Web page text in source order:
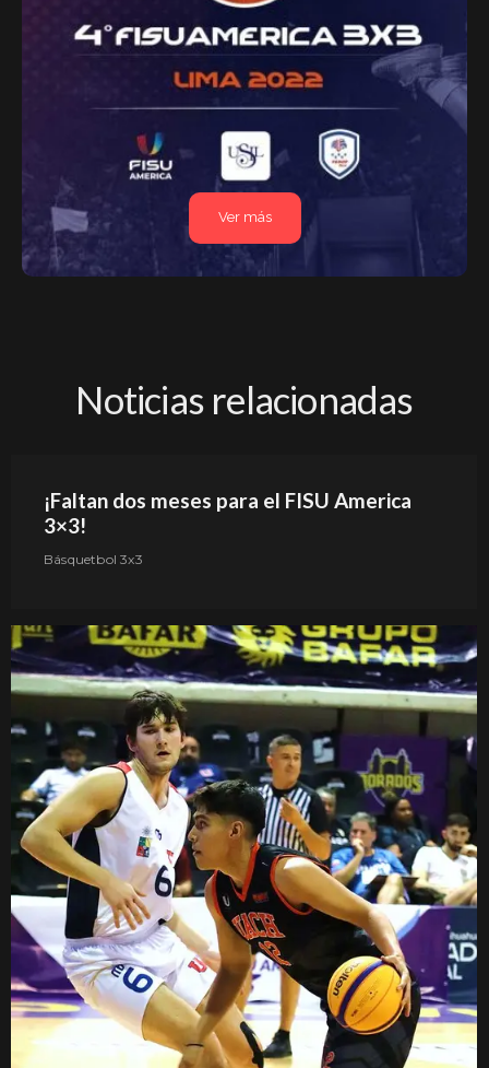
Ver más
Noticias relacionadas
¡Faltan dos meses para el FISU America
3×3!
Básquetbol 3x3